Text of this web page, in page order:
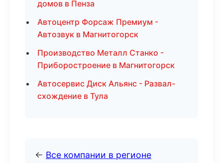
домов в Пенза
Автоцентр Форсаж Премиум -
Автозвук в Магнитогорск
Производство Металл Станко -
Приборостроение в Магнитогорск
Автосервис Диск Альянс - Развал-
схождение в Тула
← Все компании в регионе